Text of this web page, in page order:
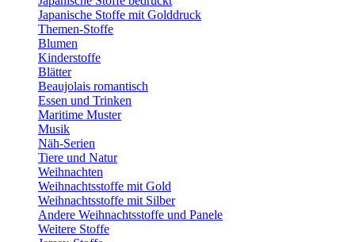
Japanische Stoffe mit Golddruck
Themen-Stoffe
Blumen
Kinderstoffe
Blätter
Beaujolais romantisch
Essen und Trinken
Maritime Muster
Musik
Näh-Serien
Tiere und Natur
Weihnachten
Weihnachtsstoffe mit Gold
Weihnachtsstoffe mit Silber
Andere Weihnachtsstoffe und Panele
Weitere Stoffe